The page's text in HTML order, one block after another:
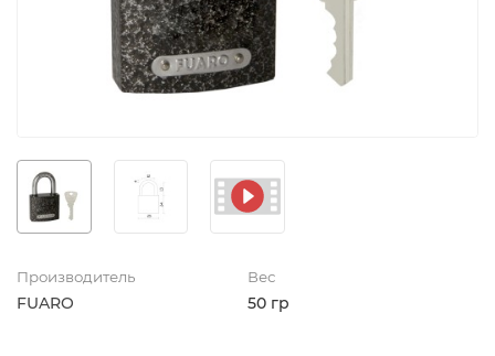
Производитель
FUARO
Вес
50 гр